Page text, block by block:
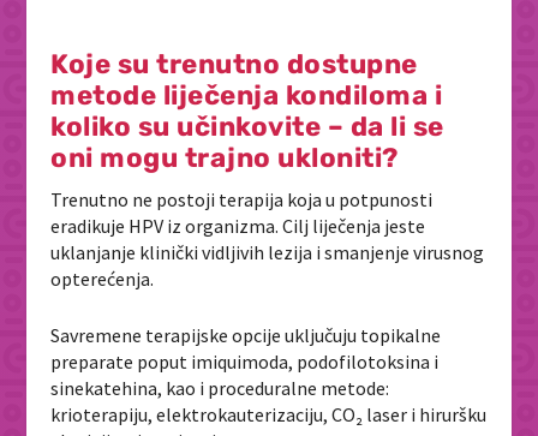
Koje su trenutno dostupne
metode liječenja kondiloma i
koliko su učinkovite – da li se
oni mogu trajno ukloniti?
Trenutno ne postoji terapija koja u potpunosti
eradikuje HPV iz organizma. Cilj liječenja jeste
uklanjanje klinički vidljivih lezija i smanjenje virusnog
opterećenja.
Savremene terapijske opcije uključuju topikalne
preparate poput imiquimoda, podofilotoksina i
sinekatehina, kao i proceduralne metode:
krioterapiju, elektrokauterizaciju, CO₂ laser i hiruršku